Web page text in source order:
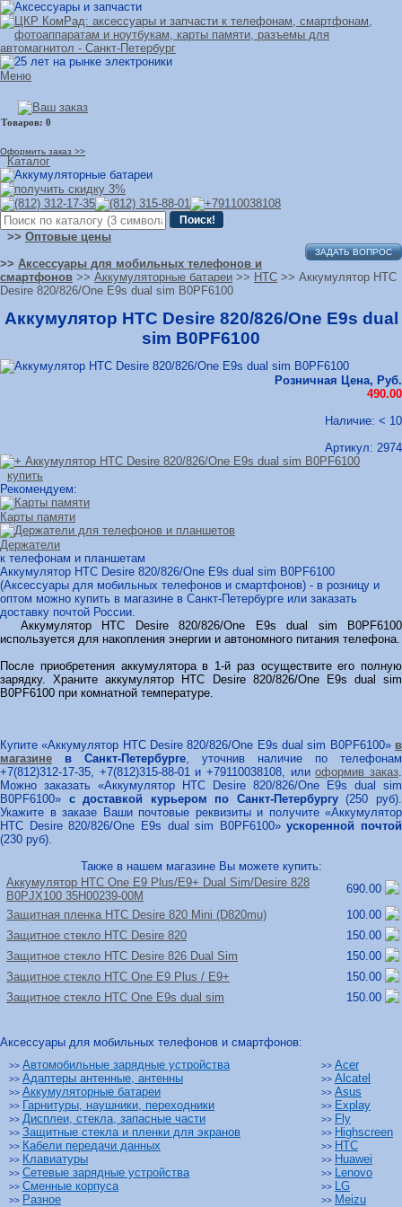
Меню
Оформить заказ >>
Каталог
>> Оптовые цены
ЗАДАТЬ ВОПРОС
>> Аксессуары для мобильных телефонов и
смартфонов >> Аккумуляторные батареи >> HTC >> Аккумулятор HTC
Desire 820/826/One E9s dual sim B0PF6100
Аккумулятор HTC Desire 820/826/One E9s dual
sim B0PF6100
Розничная Цена, Руб.
490.00
Наличие: < 10
Артикул: 2974
купить
Рекомендуем:
Карты памяти
Держатели
к телефонам и планшетам
Аккумулятор HTC Desire 820/826/One E9s dual sim B0PF6100
(Аксессуары для мобильных телефонов и смартфонов) - в розницу и
оптом можно купить в магазине в Санкт-Петербурге или заказать
доставку почтой России.
Аккумулятор HTC Desire 820/826/One E9s dual sim B0PF6100
используется для накопления энергии и автономного питания телефона.
После приобретения аккумулятора в 1-й раз осуществите его полную
зарядку. Храните аккумулятор HTC Desire 820/826/One E9s dual sim
B0PF6100 при комнатной температуре.
Купите «Аккумулятор HTC Desire 820/826/One E9s dual sim B0PF6100» в
магазине в Санкт-Петербурге, уточнив наличие по телефонам
+7(812)312-17-35, +7(812)315-88-01 и +79110038108, илиоформив заказ.
Можно заказать «Аккумулятор HTC Desire 820/826/One E9s dual sim
B0PF6100» с доставкой курьером по Санкт-Петербургу(250 руб).
Укажите в заказе Ваши почтовые реквизиты и получите «Аккумулятор
HTC Desire 820/826/One E9s dual sim B0PF6100»ускоренной почтой
(230 руб).
Также в нашем магазине Вы можете купить:
Аккумулятор HTC One E9 Plus/E9+ Dual Sim/Desire 828
B0PJX100 35H00239-00M
690.00
Защитная пленка HTC Desire 820 Mini (D820mu)
100.00
Защитное стекло HTC Desire 820
150.00
Защитное стекло HTC Desire 826 Dual Sim
150.00
Защитное стекло HTC One E9 Plus / E9+
150.00
Защитное стекло HTC One E9s dual sim
150.00
Аксессуары для мобильных телефонов и смартфонов:
>> Автомобильные зарядные устройства
>> Адаптеры антенные, антенны
>> Аккумуляторные батареи
>> Гарнитуры, наушники, переходники
>> Дисплеи, стекла, запасные части
>> Защитные стекла и пленки для экранов
>> Кабели передачи данных
>> Клавиатуры
>> Сетевые зарядные устройства
>> Сменные корпуса
>> Разное
>> Acer
>> Alcatel
>> Asus
>> Explay
>> Fly
>> Highscreen
>> HTC
>> Huawei
>> Lenovo
>> LG
>> Meizu